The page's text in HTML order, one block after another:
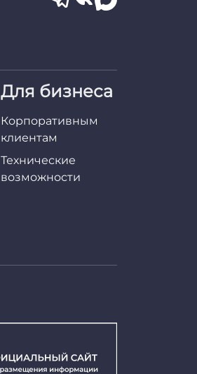
Для бизнеса
Корпоративным
клиентам
Технические
возможности